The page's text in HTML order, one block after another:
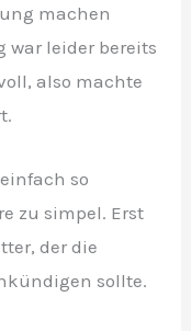
machen
war leider bereits
also machte
so
zu simpel. Erst
der die
sollte.